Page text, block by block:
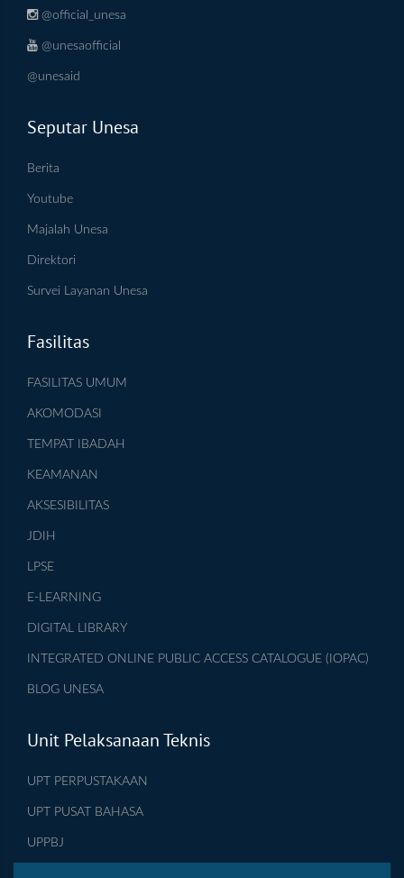
@official_unesa
@unesaofficial
@unesaid
Seputar Unesa
Berita
Youtube
Majalah Unesa
Direktori
Survei Layanan Unesa
Fasilitas
FASILITAS UMUM
AKOMODASI
TEMPAT IBADAH
KEAMANAN
AKSESIBILITAS
JDIH
LPSE
E-LEARNING
DIGITAL LIBRARY
INTEGRATED ONLINE PUBLIC ACCESS CATALOGUE (IOPAC)
BLOG UNESA
Unit Pelaksanaan Teknis
UPT PERPUSTAKAAN
UPT PUSAT BAHASA
UPPBJ